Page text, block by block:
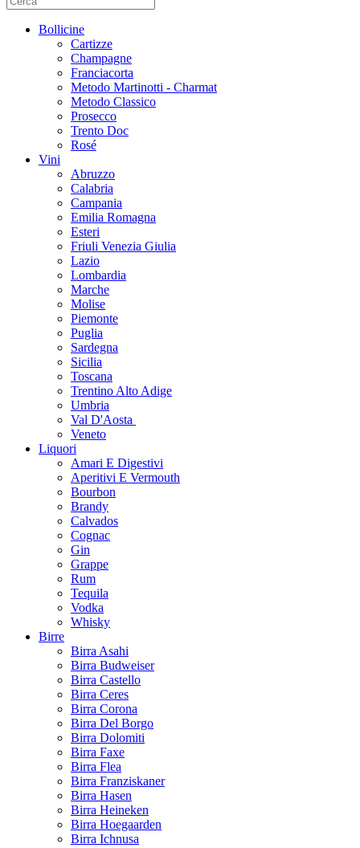
Bollicine
Cartizze
Champagne
Franciacorta
Metodo Martinotti - Charmat
Metodo Classico
Prosecco
Trento Doc
Rosé
Vini
Abruzzo
Calabria
Campania
Emilia Romagna
Esteri
Friuli Venezia Giulia
Lazio
Lombardia
Marche
Molise
Piemonte
Puglia
Sardegna
Sicilia
Toscana
Trentino Alto Adige
Umbria
Val D'Aosta
Veneto
Liquori
Amari E Digestivi
Aperitivi E Vermouth
Bourbon
Brandy
Calvados
Cognac
Gin
Grappe
Rum
Tequila
Vodka
Whisky
Birre
Birra Asahi
Birra Budweiser
Birra Castello
Birra Ceres
Birra Corona
Birra Del Borgo
Birra Dolomiti
Birra Faxe
Birra Flea
Birra Franziskaner
Birra Hasen
Birra Heineken
Birra Hoegaarden
Birra Ichnusa